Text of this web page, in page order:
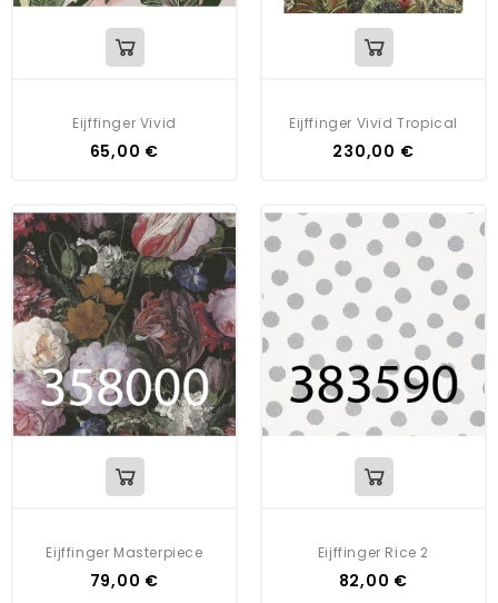
Eijffinger Vivid
65,00 €
Eijffinger Vivid Tropical
230,00 €
Eijffinger Masterpiece
79,00 €
Eijffinger Rice 2
82,00 €